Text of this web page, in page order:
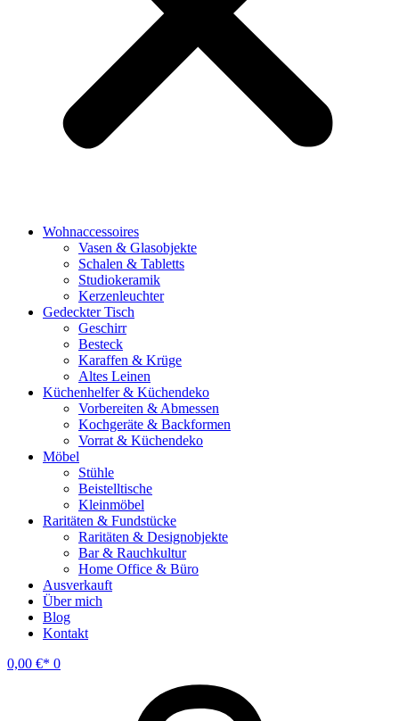
Wohnaccessoires
Vasen & Glasobjekte
Schalen & Tabletts
Studiokeramik
Kerzenleuchter
Gedeckter Tisch
Geschirr
Besteck
Karaffen & Krüge
Altes Leinen
Küchenhelfer & Küchendeko
Vorbereiten & Abmessen
Kochgeräte & Backformen
Vorrat & Küchendeko
Möbel
Stühle
Beistelltische
Kleinmöbel
Raritäten & Fundstücke
Raritäten & Designobjekte
Bar & Rauchkultur
Home Office & Büro
Ausverkauft
Über mich
Blog
Kontakt
0,00 € 0